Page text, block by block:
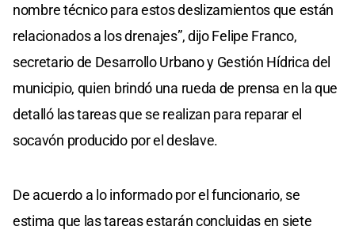
nombre técnico para estos deslizamientos que están
relacionados a los drenajes”, dijo Felipe Franco,
secretario de Desarrollo Urbano y Gestión Hídrica del
municipio, quien brindó una rueda de prensa en la que
detalló las tareas que se realizan para reparar el
socavón producido por el deslave.
De acuerdo a lo informado por el funcionario, se
estima que las tareas estarán concluidas en siete